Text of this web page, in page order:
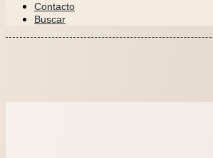
Contacto
Buscar